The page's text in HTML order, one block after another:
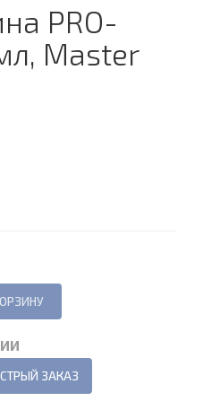
PRO-
Master
ЗАКАЗ